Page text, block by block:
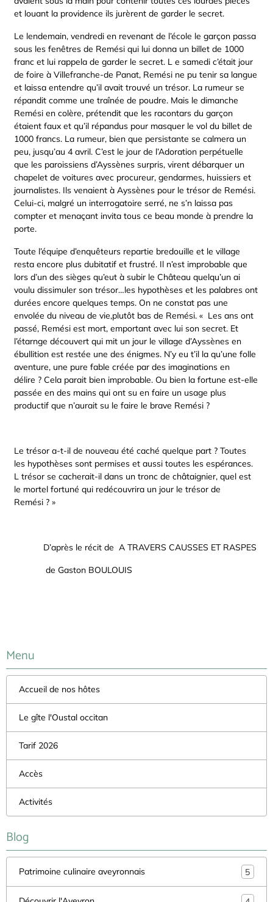
et louant la providence ils jurèrent de garder le secret.
Le lendemain, vendredi en revenant de l’école le garçon passa
sous les fenêtres de Remési qui lui donna un billet de 1000
franc et lui rappela de garder le secret. L e samedi c’était jour
de foire à Villefranche-de Panat, Remési ne pu tenir sa langue
et laissa entendre qu’il avait trouvé un trésor. La rumeur se
répandit comme une traînée de poudre. Mais le dimanche
Remési en colère, prétendit que les racontars du garçon
étaient faux et qu’il répandus pour masquer le vol du billet de
1000 francs. La rumeur, bien que persistante se calmera un
peu, jusqu’au 4 avril. C’est le jour de l’Adoration perpétuelle
que les paroissiens d’Ayssènes surpris, virent débarquer un
chapelet de voitures avec procureur, gendarmes, huissiers et
journalistes. Ils venaient à Ayssènes pour le trésor de Remési.
Celui-ci, malgré un interrogatoire serré, ne s’n laissa pas
compter et menaçant invita tous ce beau monde à prendre la
porte.
Toute l’équipe d’enquêteurs repartie bredouille et le village
resta encore plus dubitatif et frustré. Il n’est improbable que
lors d’un des sièges qu’eut à subir le Château quelqu’un ai
voulu dissimuler son trésor…les hypothèses et les palabres ont
durées encore quelques temps. On ne constat pas une
envolée du niveau de vie,plutôt bas de Remési. « Les ans ont
passé, Remési est mort, emportant avec lui son secret. Et
l’étarnge découvert qui mit un jour le village d’Ayssènes en
ébullition est restée une des énigmes. N’y eu t’il la qu’une folle
aventure, une pure fable créée par des imaginations en
délire ? Cela parait bien improbable. Ou bien la fortune est-elle
passée en des mains qui ont su en faire un usage plus
productif que n’aurait su le faire le brave Remési ?
Le trésor a-t-il de nouveau été caché quelque part ? Toutes
les hypothèses sont permises et aussi toutes les espérances.
L trésor se cacherait-il dans un tronc de châtaignier, quel est
le mortel fortuné qui redécouvrira un jour le trésor de
Remési ? »
D’après le récit de A TRAVERS CAUSSES ET RASPES
de Gaston BOULOUIS
Menu
Accueil de nos hôtes
Le gîte l'Oustal occitan
Tarif 2026
Accès
Activités
Blog
Patrimoine culinaire aveyronnais 5